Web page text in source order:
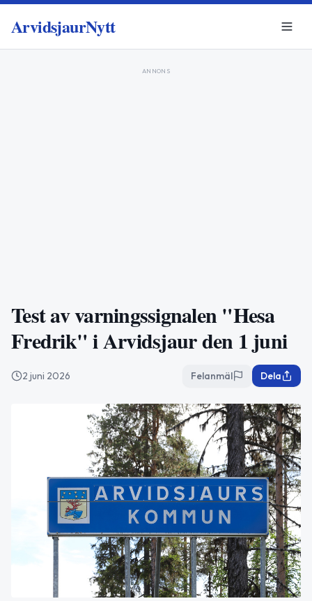
ArvidsjaurNytt
ANNONS
Test av varningssignalen "Hesa
Fredrik" i Arvidsjaur den 1 juni
2 juni 2026 Felanmäl Dela